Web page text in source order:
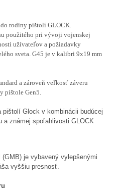
rodiny pištolí GLOCK.
použitého pri vývoji vojenskej
užívateľov a požiadavky
sveta. G45 je v kalibri 9x19 mm
a zároveň veľkosť záveru
pištole Gen5.
pištolí Glock v kombinácii budúcej
a známej spoľahlivosti GLOCK
(GMB) je vybavený vylepšenými
vyššiu presnosť.